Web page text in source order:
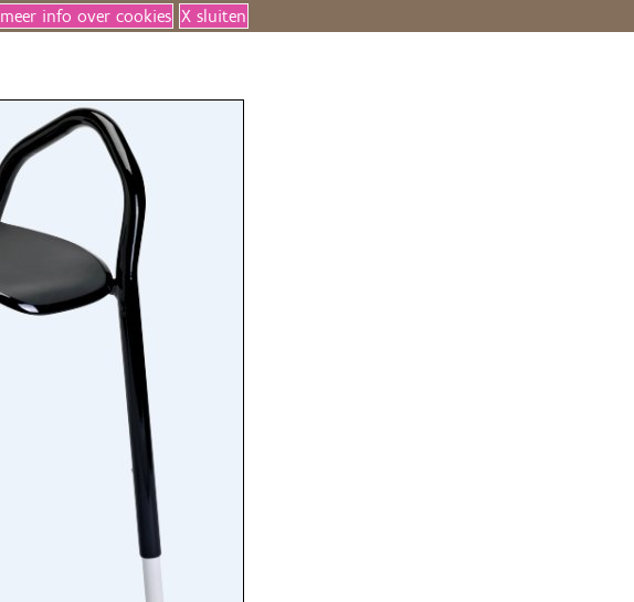
meer info over cookies X sluiten